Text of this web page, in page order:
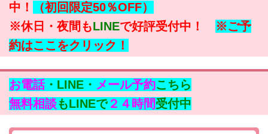
中！
（初回限定50％OFF）
※休日・夜間もLINEで好評受付中！ ※ご予
約はここをクリック！
お電話 ・LINE・ メール予約こちら
無料相談もLINEで ２４時間受付中